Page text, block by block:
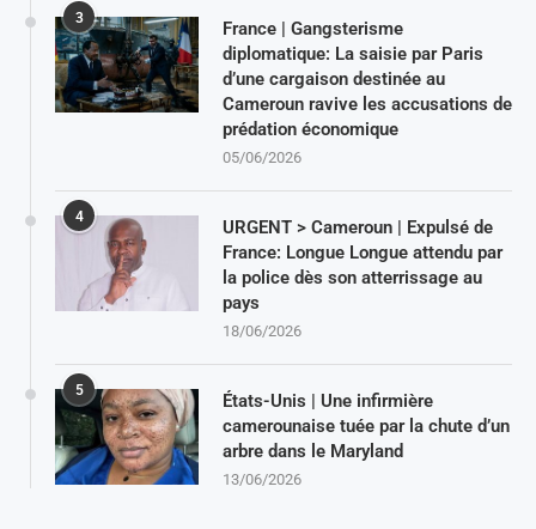
3
France | Gangsterisme
diplomatique: La saisie par Paris
d’une cargaison destinée au
Cameroun ravive les accusations de
prédation économique
05/06/2026
4
URGENT > Cameroun | Expulsé de
France: Longue Longue attendu par
la police dès son atterrissage au
pays
18/06/2026
5
États-Unis | Une infirmière
camerounaise tuée par la chute d’un
arbre dans le Maryland
13/06/2026